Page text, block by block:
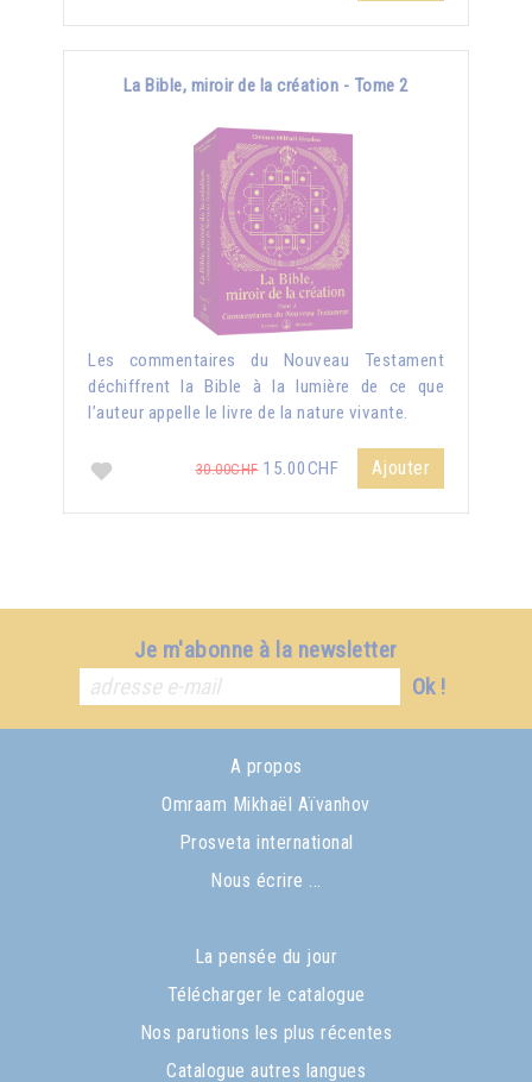
La Bible, miroir de la création - Tome 2
Les commentaires du Nouveau Testament
déchiffrent la Bible à la lumière de ce que
l’auteur appelle le livre de la nature vivante.
30.00CHF15.00CHF Ajouter
Je m'abonne à la newsletter
Ok !
A propos
Omraam Mikhaël Aïvanhov
Prosveta international
Nous écrire ...
La pensée du jour
Télécharger le catalogue
Nos parutions les plus récentes
Catalogue autres langues